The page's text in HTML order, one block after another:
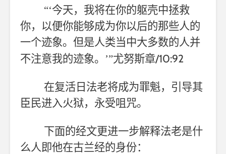
“‘今天，我将在你的躯壳中拯救
你，以便你能够成为你以后的那些人的
一个迹象。但是人类当中大多数的人并
不注意我的迹象。’”尤努斯章/10:92
在复活日法老将成为罪魁，引导其
臣民进入火狱，永受咀咒。
下面的经文更进一步解释法老是什
么人即他在古兰经的身份：